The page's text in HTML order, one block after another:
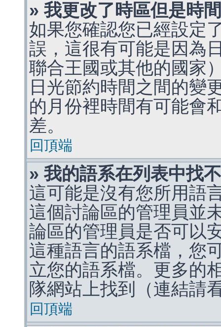
» 我更改了時區但是時
如果您確認您已經設定
誤，這很有可能是因為
聯合王國或其他的國家
日光節約時間之間的變
的月份裡時間有可能會
差。
回頂端
» 我的語系在列表中找
這可能是沒有您所用語
這個討論區的管理員並
論區的管理員是否可以
這種語言的語系檔，您
立您的語系檔。更多的
隊網站上找到（連結請
回頂端